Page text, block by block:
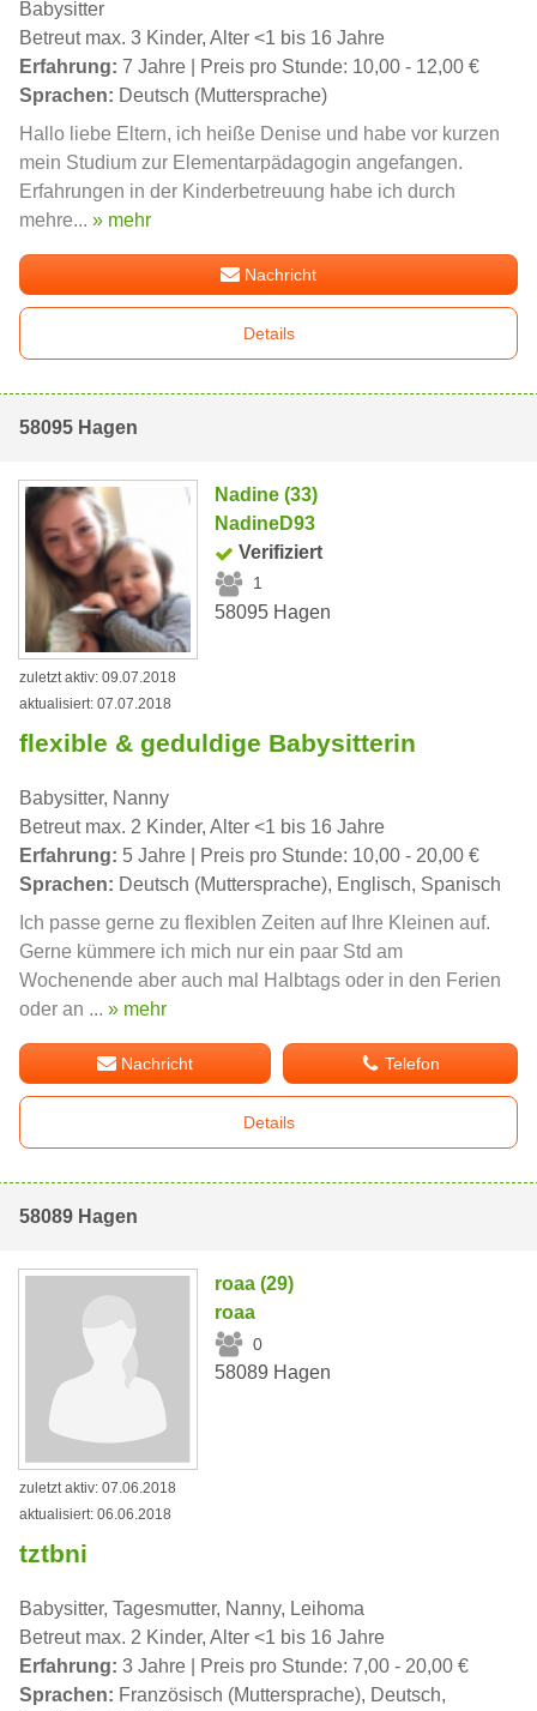
Babysitter
Betreut max. 3 Kinder, Alter <1 bis 16 Jahre
Erfahrung: 7 Jahre | Preis pro Stunde: 10,00 - 12,00 €
Sprachen: Deutsch (Muttersprache)
Hallo liebe Eltern, ich heiße Denise und habe vor kurzen
mein Studium zur Elementarpädagogin angefangen.
Erfahrungen in der Kinderbetreuung habe ich durch
mehre... » mehr
Nachricht
Details
58095 Hagen
Nadine (33)
NadineD93
Verifiziert
1
58095 Hagen
zuletzt aktiv: 09.07.2018
aktualisiert: 07.07.2018
flexible & geduldige Babysitterin
Babysitter, Nanny
Betreut max. 2 Kinder, Alter <1 bis 16 Jahre
Erfahrung: 5 Jahre | Preis pro Stunde: 10,00 - 20,00 €
Sprachen: Deutsch (Muttersprache), Englisch, Spanisch
Ich passe gerne zu flexiblen Zeiten auf Ihre Kleinen auf.
Gerne kümmere ich mich nur ein paar Std am
Wochenende aber auch mal Halbtags oder in den Ferien
oder an ... » mehr
Nachricht Telefon
Details
58089 Hagen
roaa (29)
roaa
0
58089 Hagen
zuletzt aktiv: 07.06.2018
aktualisiert: 06.06.2018
tztbni
Babysitter, Tagesmutter, Nanny, Leihoma
Betreut max. 2 Kinder, Alter <1 bis 16 Jahre
Erfahrung: 3 Jahre | Preis pro Stunde: 7,00 - 20,00 €
Sprachen: Französisch (Muttersprache), Deutsch,